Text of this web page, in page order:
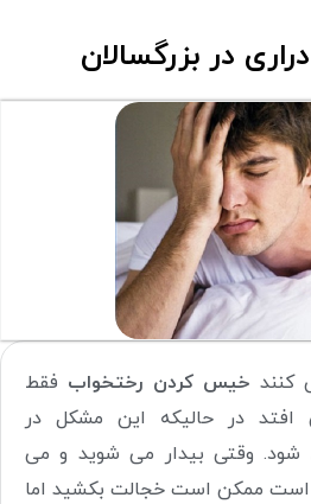
در بزرگسالان
کنند خیس کردن رختخواب فقط
افتد در حالیکه این مشکل در
شود. وقتی بیدار می شوید و می
است ممکن است خجالت بکشید اما